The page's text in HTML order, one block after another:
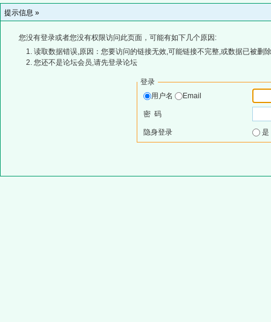
提示信息 »
您没有登录或者您没有权限访问此页面，可能有如下几个原因:
读取数据错误,原因：您要访问的链接无效,可能链接不完整,或数据已被删
您还不是论坛会员,请先登录论坛
登录
用户名
Email
密 码
隐身登录